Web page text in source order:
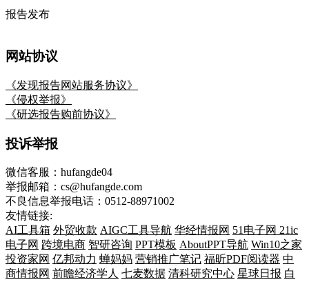
报告发布
网站协议
《发现报告网站服务协议》
《侵权举报》
《研选报告购前协议》
投诉举报
微信客服：hufangde04
举报邮箱：cs@hufangde.com
不良信息举报电话：0512-88971002
友情链接:
AI工具箱 外贸收款 AIGC工具导航 华经情报网 51电子网 21ic
电子网 跨境电商 智研咨询 PPT模板 AboutPPT导航 Win10之家
投资家网 亿邦动力 蝉妈妈 营销推广笔记 福昕PDF阅读器 中
商情报网 前瞻经济学人 七麦数据 清科研究中心 星球日报 白